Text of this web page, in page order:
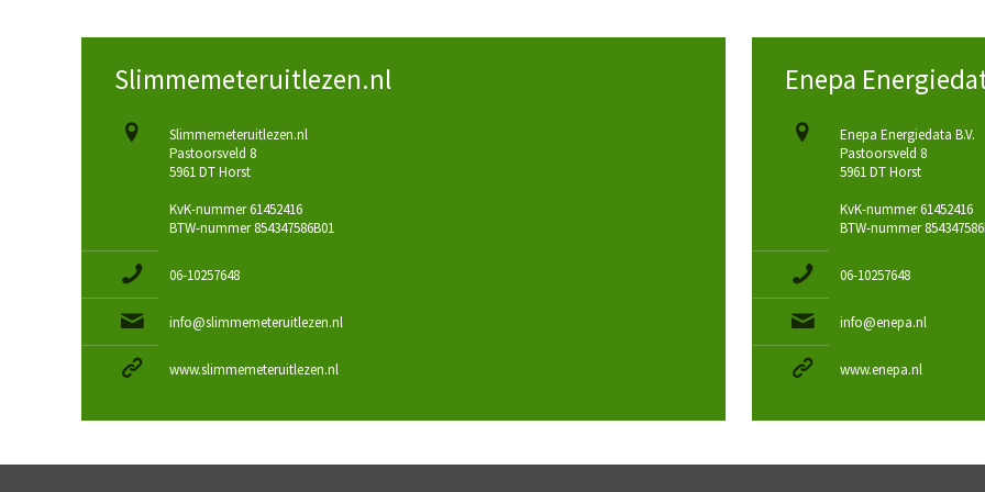
Slimmemeteruitlezen.nl
Slimmemeteruitlezen.nl
Pastoorsveld 8
5961 DT Horst
KvK-nummer 61452416
BTW-nummer 854347586B01
06-10257648
info@slimmemeteruitlezen.nl
www.slimmemeteruitlezen.nl
Enepa
Enepa Energiedata B.V.
Pastoorsveld 8
5961 DT Horst
KvK-nummer 61452416
BTW-nummer
06-10257648
info@enepa.nl
www.enepa.nl